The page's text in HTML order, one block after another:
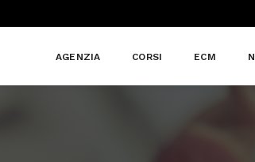
AGENZIA CORSI ECM